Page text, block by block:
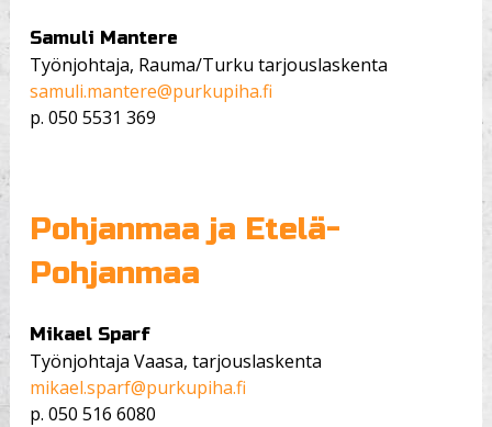
Samuli Mantere
Työnjohtaja, Rauma/Turku tarjouslaskenta
samuli.mantere@purkupiha.fi
p.050 5531 369
Pohjanmaa ja Etelä-
Pohjanmaa
Mikael Sparf
Työnjohtaja Vaasa, tarjouslaskenta
mikael.sparf@purkupiha.fi
p.050 516 6080